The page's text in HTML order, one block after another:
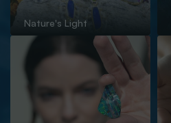
Nature's Light